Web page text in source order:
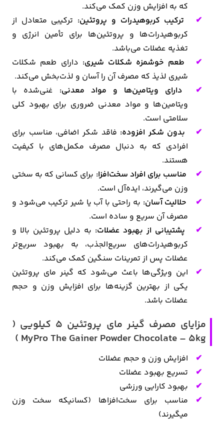
که به افزایش وزن کمک می‌کند.
ترکیب کربوهیدرات و پروتئین: ترکیبی متعادل از
کربوهیدرات‌ها و پروتئین‌ها برای تأمین انرژی و
تغذیه عضلات می‌باشد.
طعم خوشمزه شکلات شیری: دارای طعم شکلات
شیری لذیذ که مصرف آن را آسان و لذت‌بخش می‌کند.
دارای ویتامین‌ها و مواد معدنی: غنی‌شده با
ویتامین‌ها و مواد معدنی ضروری برای بهبود کلی
سلامتی است.
بدون شکر افزوده: فاقد شکر اضافی، مناسب برای
افرادی که به دنبال مصرف مکمل‌های با کیفیت
هستند.
مناسب برای افراد سخت‌افزا: برای کسانی که به سختی
وزن می‌گیرند، ایده‌آل است.
حلالیت آسان: به راحتی با آب یا شیر ترکیب می‌شود و
مصرف آن سریع و ساده است.
پشتیبانی از بهبود عضلات: به دلیل پروتئین بالا و
کربوهیدرات‌های سریع‌الجذب، به بهبود سریع‌تر
عضلات پس از تمرینات سنگین کمک می‌کند.
این ویژگی‌ها باعث می‌شود که گینر مای پروتئین
یکی از بهترین گزینه‌ها برای افزایش وزن و حجم
عضلات باشد.
مزایای مصرف گینر مای پروتئین ۵ کیلویی (
MyPro The Gainer Powder Chocolate – 5kg )
افزایش وزن و حجم عضلات
تسریع بهبود عضلات
بهبود کارایی ورزشی
مناسب برای سخت‌افزاها (کسانیکه سخت وزن
میگیرند)